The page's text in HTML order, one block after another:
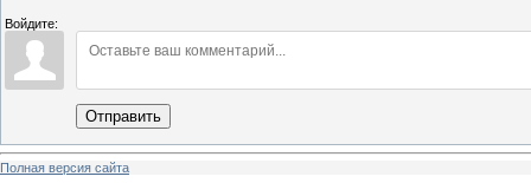
Войдите:
Отправить
Полная версия сайта